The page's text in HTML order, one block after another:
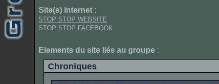
Site(s) Internet :
STOP STOP WEBSITE
STOP STOP FACEBOOK
Elements du site liés au groupe :
Chroniques